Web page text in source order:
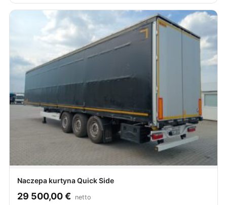
Naczepa kurtyna Quick Side
29 500,00€ netto